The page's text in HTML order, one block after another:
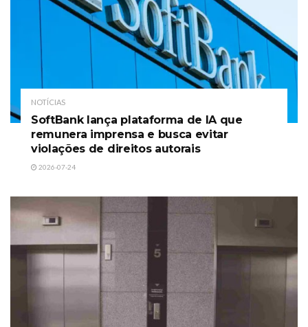
NOTÍCIAS
SoftBank lança plataforma de IA que
remunera imprensa e busca evitar
violações de direitos autorais
2026-07-24